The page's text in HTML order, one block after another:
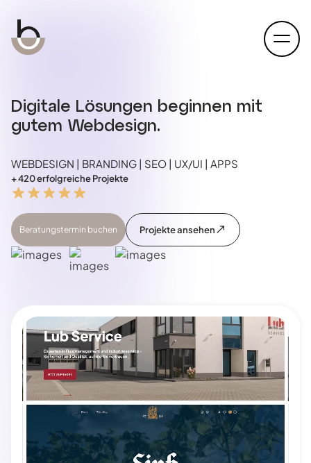
open
Digitale Lösungen beginnen mit
gutem Webdesign.
+ 420 erfolgreiche Projekte
WEBDESIGN | BRANDING | SEO | UX/UI | APPS
Beratungstermin buchen Projekte ansehen